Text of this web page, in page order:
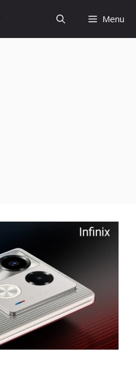
Menu